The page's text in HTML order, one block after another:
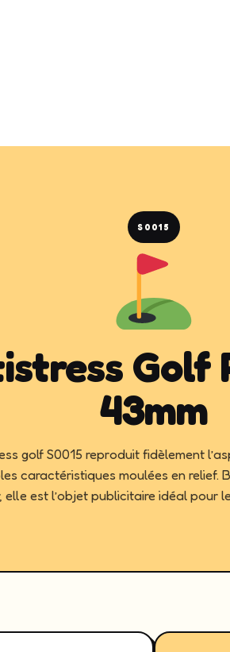
S0015
Golf
43mm
golf S0015 reproduit fidèlement
caractéristiques moulées en relief.
elle est l’objet publicitaire idéal pour